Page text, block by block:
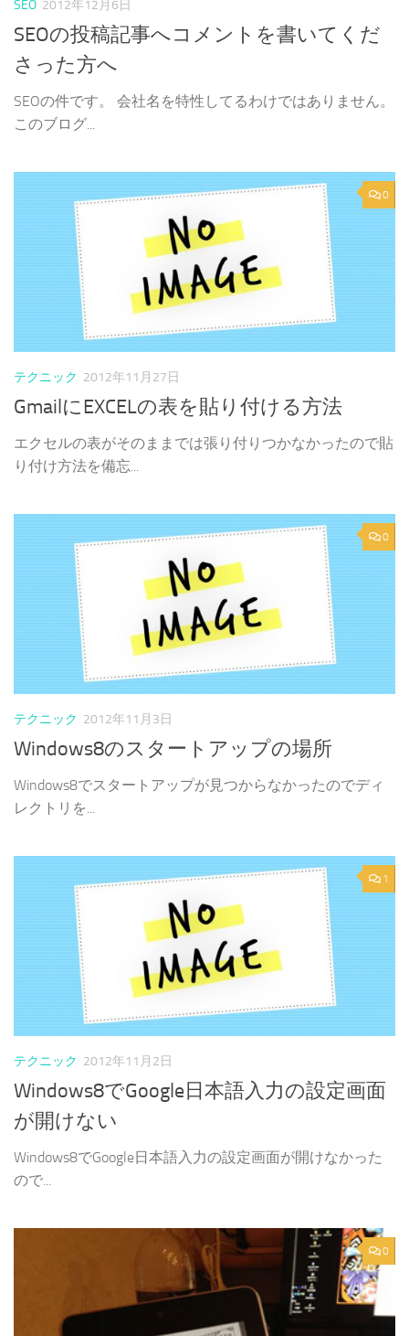
SEO 2012年12月6日
SEOの投稿記事へコメントを書いてくだ
さった方へ
SEOの件です。 会社名を特性してるわけではありません。
このブログ...
0
テクニック 2012年11月27日
GmailにEXCELの表を貼り付ける方法
エクセルの表がそのままでは張り付りつかなかったので貼
り付け方法を備忘...
0
テクニック 2012年11月3日
Windows8のスタートアップの場所
Windows8でスタートアップが見つからなかったのでディ
レクトリを...
1
テクニック 2012年11月2日
Windows8でGoogle日本語入力の設定画面
が開けない
Windows8でGoogle日本語入力の設定画面が開けなかった
ので...
0